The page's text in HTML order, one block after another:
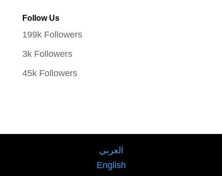
Follow Us
199k Followers
3k Followers
45k Followers
العربي
English